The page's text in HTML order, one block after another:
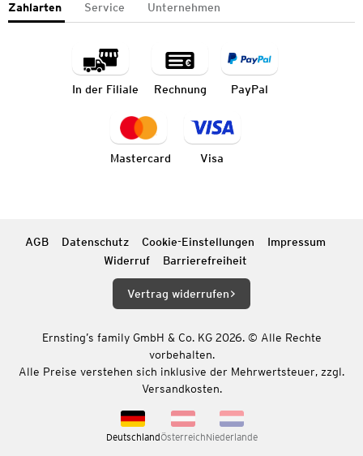
Zahlarten Service Unternehmen
In der Filiale Rechnung PayPal
Mastercard Visa
AGB Datenschutz Cookie-Einstellungen
Impressum
Widerruf
Barrierefreiheit
Vertrag widerrufen
Ernsting’s family GmbH & Co. KG 2026. © Alle Rechte
vorbehalten.
Alle Preise verstehen sich inklusive der Mehrwertsteuer, zzgl.
Versandkosten.
DeutschlandÖsterreichNiederlande